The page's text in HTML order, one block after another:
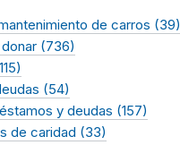
de carros (39)
(736)
(54)
y deudas (157)
de caridad (33)